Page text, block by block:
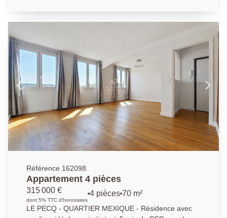
parking visiteur est également disponible dans la
résidence. Les travaux de ravalement et de toiture-
terrasse avec isolation extérieure ont été réalisés en
2023.
Référence 162098
Appartement 4 pièces
315 000 €
dont 5% TTC d'honoraires
4 pièces 70 m²
LE PECQ - QUARTIER MEXIQUE - Résidence avec